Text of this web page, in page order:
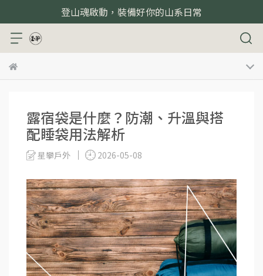
登山魂啟動，裝備好你的山系日常
露宿袋是什麼？防潮、升溫與搭
配睡袋用法解析
星攀戶外 2026-05-08